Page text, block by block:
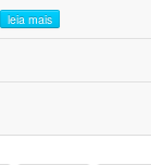
leia mais